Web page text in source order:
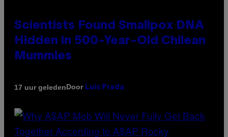
Scientists Found Smallpox DNA
Hidden in 500-Year-Old Chilean
Mummies
17 uur geledenDoor Luis Prada